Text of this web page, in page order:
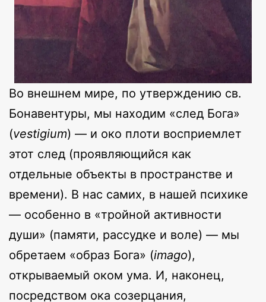
Во внешнем мире, по утверждению св.
Бонавентуры, мы находим «след Бога»
(vestigium) — и око плоти восприемлет
этот след (проявляющийся как
отдельные объекты в пространстве и
времени). В нас самих, в нашей психике
— особенно в «тройной активности
души» (памяти, рассудке и воле) — мы
обретаем «образ Бога» (imago),
открываемый оком ума. И, наконец,
посредством ока созерцания,